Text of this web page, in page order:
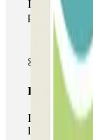
Durante tu
parkings de
Pase ilimitado
Durante tu
las veces que